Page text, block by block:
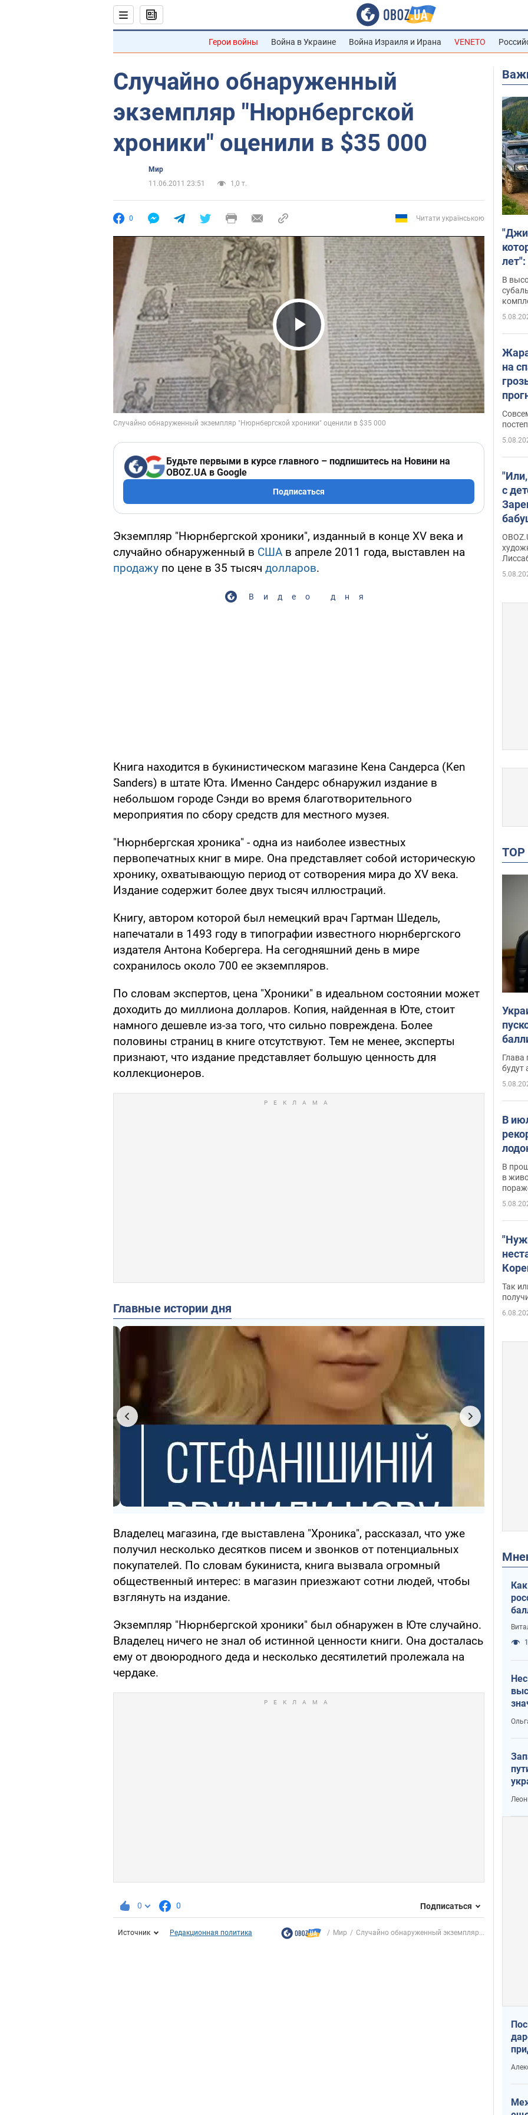
Герои войны Война в Украине Война Израиля и Ирана VENETO
Cлучайно обнаруженный
экземпляр "Нюрнбергской
хроники" оценили в $35 000
Мир
11.06.2011 23:51
1,0 т.
0 Читати українською
Play Video
Будьте первыми в курсе главного – подпишитесь на Новини на
OBOZ.UA в Google
Подписаться
Экземпляр "Нюрнбергской хроники", изданный в конце XV века и
случайно обнаруженный в США в апреле 2011 года, выставлен на
продажу по цене в 35 тысяч долларов.
Видео дня
Книга находится в букинистическом магазине Кена Сандерса (Ken
Sanders) в штате Юта. Именно Сандерс обнаружил издание в
небольшом городе Сэнди во время благотворительного
мероприятия по сбору средств для местного музея.
"Нюрнбергская хроника" - одна из наиболее известных
первопечатных книг в мире. Она представляет собой историческую
хронику, охватывающую период от сотворения мира до XV века.
Издание содержит более двух тысяч иллюстраций.
Книгу, автором которой был немецкий врач Гартман Шедель,
напечатали в 1493 году в типографии известного нюрнбергского
издателя Антона Кобергера. На сегодняшний день в мире
сохранилось около 700 ее экземпляров.
По словам экспертов, цена "Хроники" в идеальном состоянии может
доходить до миллиона долларов. Копия, найденная в Юте, стоит
намного дешевле из-за того, что сильно повреждена. Более
половины страниц в книге отсутствуют. Тем не менее, эксперты
признают, что издание представляет большую ценность для
коллекционеров.
Главные истории дня
Владелец магазина, где выставлена "Хроника", рассказал, что уже
получил несколько десятков писем и звонков от потенциальных
покупателей. По словам букиниста, книга вызвала огромный
общественный интерес: в магазин приезжают сотни людей, чтобы
взглянуть на издание.
Экземпляр "Нюрнбергской хроники" был обнаружен в Юте случайно.
Владелец ничего не знал об истинной ценности книги. Она досталась
ему от двоюродного деда и несколько десятилетий пролежала на
чердаке.
0 0 Подписаться
Источник Редакционная политика Мир Cлучайно обнаруженный экземпляр...
В
на
с
сына
Глава
будут
В
В
в
Так